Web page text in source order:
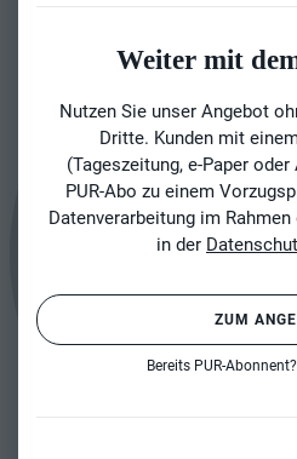
Weiter mit
Nutzen Sie unser Angebot
Dritte. Kunden mit
(Tageszeitung, e-Paper
PUR-Abo zu einem
Datenverarbeitung im
in der
ZUM
Bereits PUR-Abonnent?